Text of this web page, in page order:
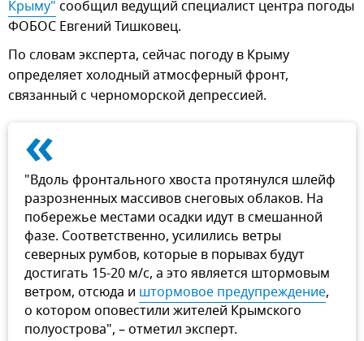
Крыму" сообщил ведущий специалист центра погоды
ФОБОС Евгений Тишковец.
По словам эксперта, сейчас погоду в Крыму
определяет холодный атмосферный фронт,
связанный с черноморской депрессией.
«
"Вдоль фронтального хвоста протянулся шлейф
разрозненных массивов снеговых облаков. На
побережье местами осадки идут в смешанной
фазе. Соответственно, усилились ветры
северных румбов, которые в порывах будут
достигать 15-20 м/с, а это является штормовым
ветром, отсюда и штормовое предупреждение,
о котором оповестили жителей Крымского
полуострова", – отметил эксперт.